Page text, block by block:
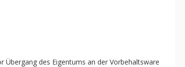
Übergang des Eigentums an der Vorbehaltsware